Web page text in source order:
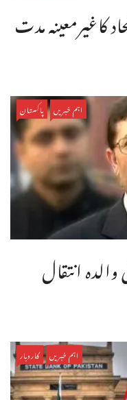
کاغیرمعینہ مدت
اہم خبریں پاکستان
والدہ انتقال
اہم خبریں کاروبار